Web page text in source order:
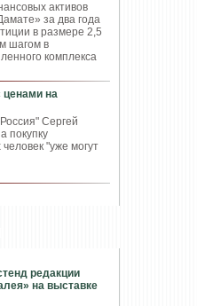
активов
за два года
в размере 2,5
шагом в
комплекса
ценами на
Сергей
покупку
"уже могут
редакции
на выставке